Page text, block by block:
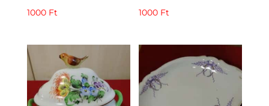
1000 Ft 1000 Ft